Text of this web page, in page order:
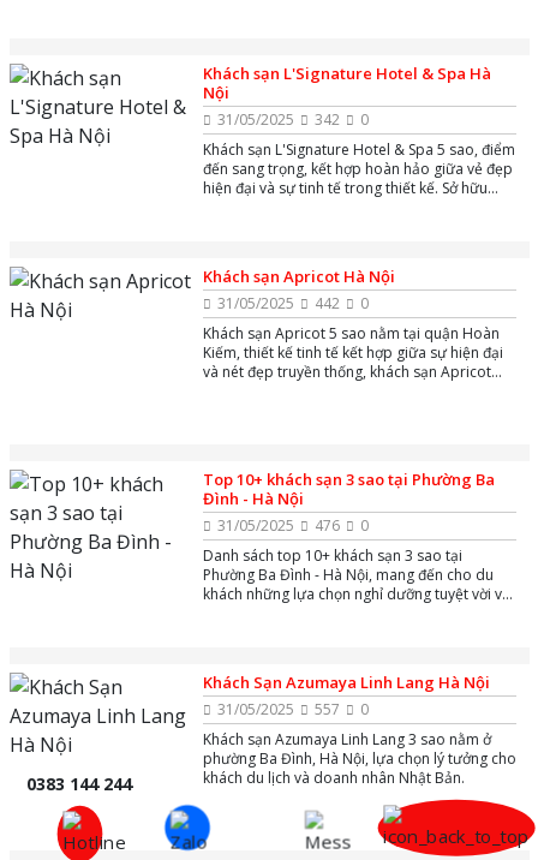
Khách sạn L'Signature Hotel & Spa Hà
Nội
31/05/2025 342
0
Khách sạn L'Signature Hotel & Spa 5 sao, điểm
đến sang trọng, kết hợp hoàn hảo giữa vẻ đẹp
hiện đại và sự tinh tế trong thiết kế. Sở hữu
Khách sạn Apricot Hà Nội
31/05/2025 442
0
Khách sạn Apricot 5 sao nằm tại quận Hoàn
Kiếm, thiết kế tinh tế kết hợp giữa sự hiện đại
và nét đẹp truyền thống, khách sạn Apricot
Top 10+ khách sạn 3 sao tại Phường Ba
Đình - Hà Nội
31/05/2025 476
0
Danh sách top 10+ khách sạn 3 sao tại
Phường Ba Đình - Hà Nội, mang đến cho du
khách những lựa chọn nghỉ dưỡng tuyệt vời với
Khách Sạn Azumaya Linh Lang Hà Nội
31/05/2025 557
0
Khách sạn Azumaya Linh Lang 3 sao nằm ở
phường Ba Đình, Hà Nội, lựa chọn lý tưởng cho
khách du lịch và doanh nhân Nhật Bản.
0383 144 244